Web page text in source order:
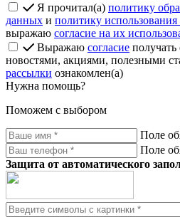
Я прочитал(а) политику
данных и политику использования
выражаю согласие на их
Выражаю согласие
новостями, акциями, полезными
рассылки ознакомлен(а)
Нужна помощь?
Поможем с выбором
Поле
Поле
Защита от автоматического